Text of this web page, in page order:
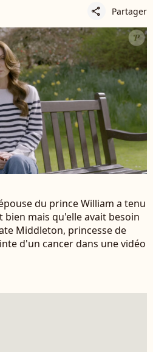
share Partager
du prince William a tenu
bien mais qu'elle avait besoin
Middleton, princesse de
d'un cancer dans une vidéo